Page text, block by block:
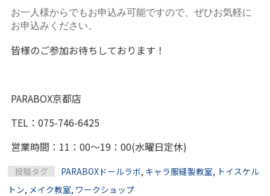
お一人様からでもお申込み可能ですので、ぜひお気軽に
お申込みください。
皆様のご参加お待ちしております！
PARABOX京都店
TEL：075-746-6425
営業時間：11：00～19：00(水曜日定休)
投稿タグ PARABOXドールラボ, キャラ服縫製教室, トイスケル
トン, メイク教室, ワークショップ